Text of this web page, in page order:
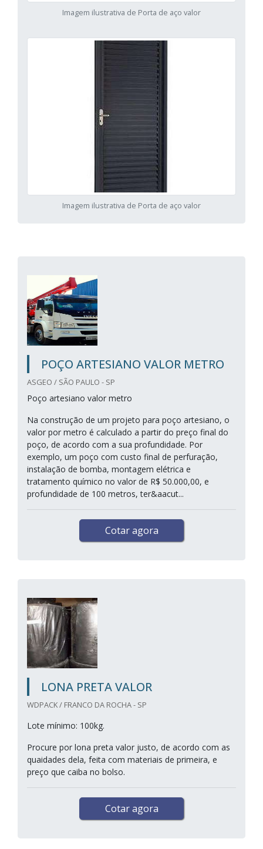
Imagem ilustrativa de Porta de aço valor
Imagem ilustrativa de Porta de aço valor
POÇO ARTESIANO VALOR METRO
ASGEO / SÃO PAULO - SP
Poço artesiano valor metro
Na construção de um projeto para poço artesiano, o
valor por metro é calculado a partir do preço final do
poço, de acordo com a sua profundidade. Por
exemplo, um poço com custo final de perfuração,
instalação de bomba, montagem elétrica e
tratamento químico no valor de R$ 50.000,00, e
profundidade de 100 metros, ter&aacut...
Cotar agora
LONA PRETA VALOR
WDPACK / FRANCO DA ROCHA - SP
Lote mínimo: 100kg.
Procure por lona preta valor justo, de acordo com as
quaidades dela, feita com materiais de primeira, e
preço que caiba no bolso.
Cotar agora